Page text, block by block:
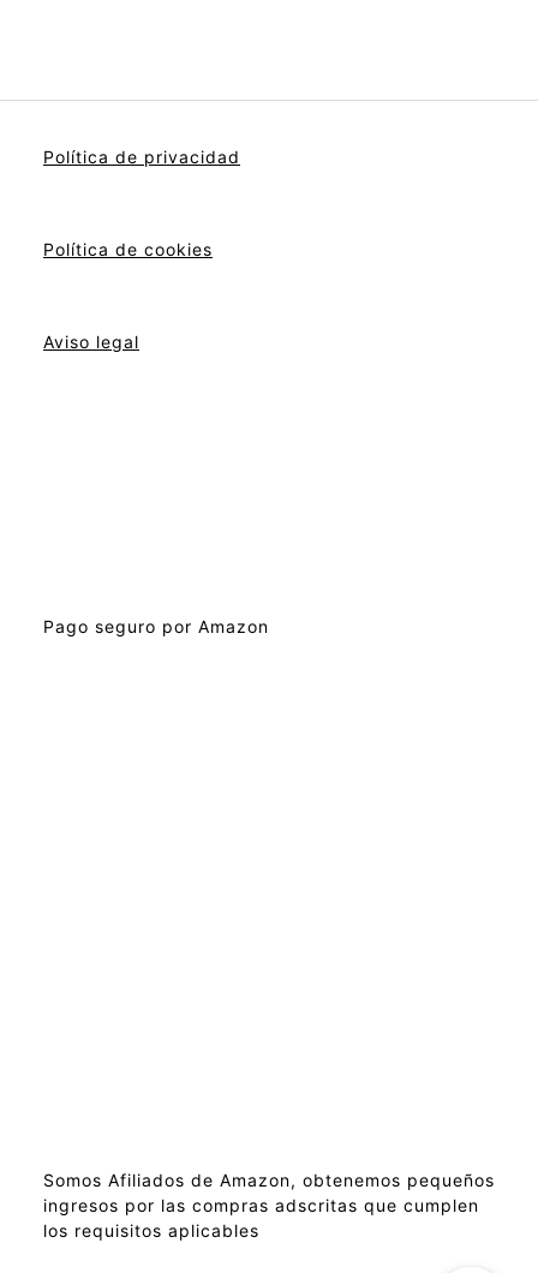
Política de privacidad
Política de cookies
Aviso legal
Pago seguro por Amazon
Somos Afiliados de Amazon, obtenemos pequeños
ingresos por las compras adscritas que cumplen
los requisitos aplicables